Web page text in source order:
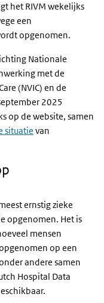
het RIVM wekelijks
een
opgenomen.
Nationale
met de
(NVIC) en de
2025
op de website, samen
situatie van
ernstig zieke
opgenomen. Het is
mensen
op een
andere samen
Hospital Data